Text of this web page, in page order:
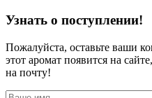
Узнать о поступлении!
Пожалуйста, оставьте ваши
этот аромат появится на
на почту!